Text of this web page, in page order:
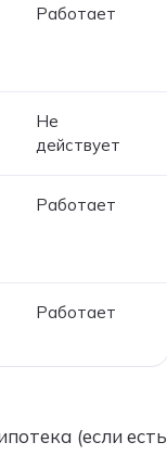
Работает
Не
действует
Работает
Работает
(если есть